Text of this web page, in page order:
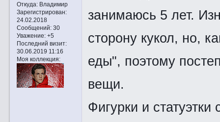
Откуда:Владимир
Зарегистрирован:
24.02.2018
Сообщений:30
Уважение: +5
Последний визит:
30.06.2019 11:16
Моя коллекция:
занимаюсь 5 лет.
сторону кукол, но,
еды", поэтому
вещи.
Фигурки и